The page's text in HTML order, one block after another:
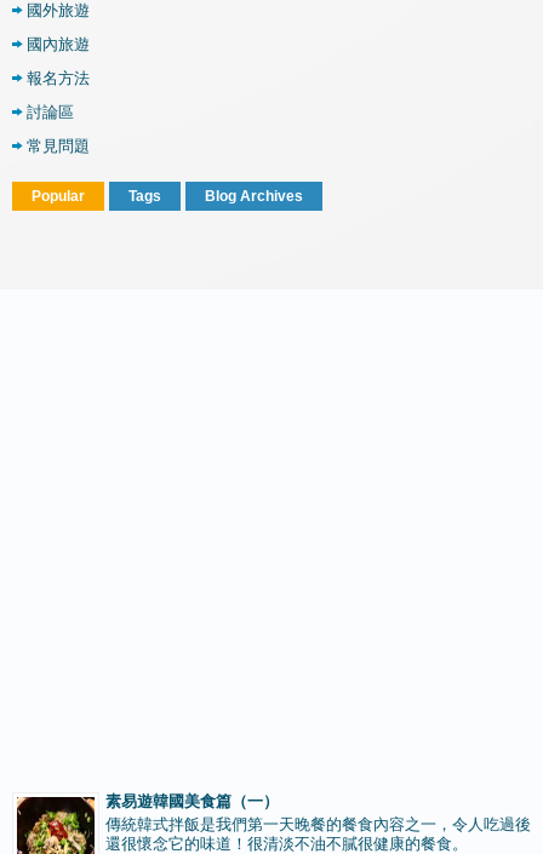
國外旅遊
國內旅遊
報名方法
討論區
常見問題
Popular Tags Blog Archives
素易遊韓國美食篇（一）
傳統韓式拌飯是我們第一天晚餐的餐食內容之一，令人吃過後
還很懷念它的味道！很清淡不油不膩很健康的餐食。